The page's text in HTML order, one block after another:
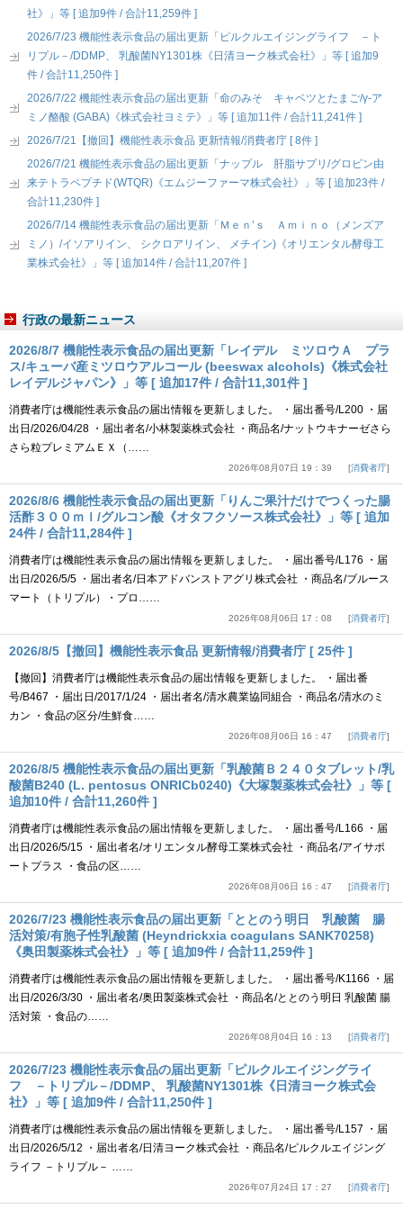
社》」等 [ 追加9件 / 合計11,259件 ]
2026/7/23 機能性表示食品の届出更新「ピルクルエイジングライフ －ト
リプル－/DDMP、 乳酸菌NY1301株《日清ヨーク株式会社》」等 [ 追加9
件 / 合計11,250件 ]
2026/7/22 機能性表示食品の届出更新「命のみそ キャベツとたまご/γ-ア
ミノ酪酸 (GABA)《株式会社ヨミテ》」等 [ 追加11件 / 合計11,241件 ]
2026/7/21【撤回】機能性表示食品 更新情報/消費者庁 [ 8件 ]
2026/7/21 機能性表示食品の届出更新「ナップル 肝脂サプリ/グロビン由
来テトラペプチド(WTQR)《エムジーファーマ株式会社》」等 [ 追加23件 /
合計11,230件 ]
2026/7/14 機能性表示食品の届出更新「Ｍｅｎ’ｓ Ａｍｉｎｏ（メンズア
ミノ）/イソアリイン、 シクロアリイン、 メチイン)《オリエンタル酵母工
業株式会社》」等 [ 追加14件 / 合計11,207件 ]
行政の最新ニュース
2026/8/7 機能性表示食品の届出更新「レイデル ミツロウＡ プラ
ス/キューバ産ミツロウアルコール (beeswax alcohols)《株式会社
レイデルジャパン》」等 [ 追加17件 / 合計11,301件 ]
消費者庁は機能性表示食品の届出情報を更新しました。 ・届出番号/L200 ・届
出日/2026/04/28 ・届出者名/小林製薬株式会社 ・商品名/ナットウキナーゼさら
さら粒プレミアムＥＸ（……
2026年08月07日 19：39 消費者庁
2026/8/6 機能性表示食品の届出更新「りんご果汁だけでつくった腸
活酢３００ｍｌ/グルコン酸《オタフクソース株式会社》」等 [ 追加
24件 / 合計11,284件 ]
消費者庁は機能性表示食品の届出情報を更新しました。 ・届出番号/L176 ・届
出日/2026/5/5 ・届出者名/日本アドバンストアグリ株式会社 ・商品名/ブルース
マート（トリプル）・プロ……
2026年08月06日 17：08 消費者庁
2026/8/5【撤回】機能性表示食品 更新情報/消費者庁 [ 25件 ]
【撤回】消費者庁は機能性表示食品の届出情報を更新しました。 ・届出番
号/B467 ・届出日/2017/1/24 ・届出者名/清水農業協同組合 ・商品名/清水のミ
カン ・食品の区分/生鮮食……
2026年08月06日 16：47 消費者庁
2026/8/5 機能性表示食品の届出更新「乳酸菌Ｂ２４０タブレット/乳
酸菌B240 (L. pentosus ONRICb0240)《大塚製薬株式会社》」等 [
追加10件 / 合計11,260件 ]
消費者庁は機能性表示食品の届出情報を更新しました。 ・届出番号/L166 ・届
出日/2026/5/15 ・届出者名/オリエンタル酵母工業株式会社 ・商品名/アイサポ
ートプラス ・食品の区……
2026年08月06日 16：47 消費者庁
2026/7/23 機能性表示食品の届出更新「ととのう明日 乳酸菌 腸
活対策/有胞子性乳酸菌 (Heyndrickxia coagulans SANK70258)
《奥田製薬株式会社》」等 [ 追加9件 / 合計11,259件 ]
消費者庁は機能性表示食品の届出情報を更新しました。 ・届出番号/K1166 ・届
出日/2026/3/30 ・届出者名/奥田製薬株式会社 ・商品名/ととのう明日 乳酸菌 腸
活対策 ・食品の……
2026年08月04日 16：13 消費者庁
2026/7/23 機能性表示食品の届出更新「ピルクルエイジングライ
フ －トリプル－/DDMP、 乳酸菌NY1301株《日清ヨーク株式会
社》」等 [ 追加9件 / 合計11,250件 ]
消費者庁は機能性表示食品の届出情報を更新しました。 ・届出番号/L157 ・届
出日/2026/5/12 ・届出者名/日清ヨーク株式会社 ・商品名/ピルクルエイジング
ライフ －トリプル－ ……
2026年07月24日 17：27 消費者庁